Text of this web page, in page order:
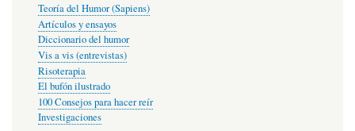
Teoría del Humor (Sapiens)
Artículos y ensayos
Diccionario del humor
Vis a vis (entrevistas)
Risoterapia
El bufón ilustrado
100 Consejos para hacer reír
Investigaciones